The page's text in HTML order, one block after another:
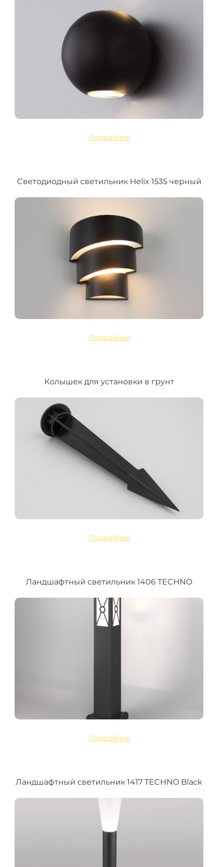
Подробнее
Cветодиодный светильник Helix 1535 черный
Подробнее
Колышек для установки в грунт
Подробнее
Ландшафтный светильник 1406 TECHNO
Подробнее
Ландшафтный светильник 1417 TECHNO Black